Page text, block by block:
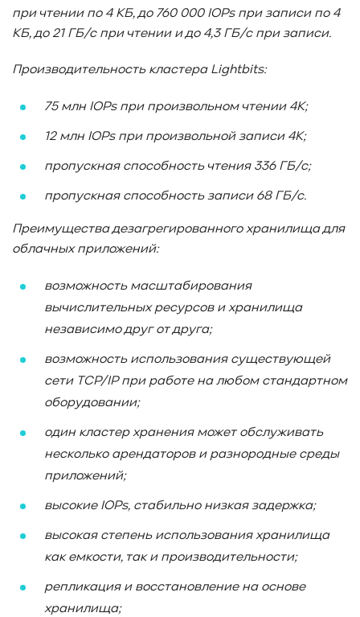
при чтении по 4 КБ, до 760 000 IOPsпри записи по 4
КБ, до 21 ГБ/с при чтении и до 4,3 ГБ/с при записи.
Производительность кластера Lightbits:
75 млн IOPsпри произвольном чтении 4K;
12 млн IOPsпри произвольной записи 4K;
пропускная способность чтения 336 ГБ/с;
пропускная способность записи 68 ГБ/с.
Преимущества дезагрегированного хранилища для
облачных приложений:
возможность масштабирования
вычислительных ресурсов и хранилища
независимо друг от друга;
возможность использования существующей
сети TCP/IPпри работе на любом стандартном
оборудовании;
один кластер хранения может обслуживать
несколько арендаторов и разнородные среды
приложений;
высокие IOPs, стабильно низкая задержка;
высокая степень использования хранилища
как емкости, так и производительности;
репликация и восстановление на основе
хранилища;